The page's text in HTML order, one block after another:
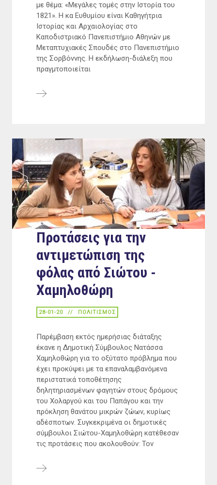
με θέμα: «Μεγάλες τομές στην Ιστορία του
1821». Η κα Ευθυμίου είναι Καθηγήτρια
Ιστορίας και Αρχαιολογίας στο
Καποδιστριακό Πανεπιστήμιο Αθηνών με
Μεταπτυχιακές Σπουδές στο Πανεπιστήμιο
της Σορβόννης. Η εκδήλωση-διάλεξη που
πραγμτοποιείται
Προτάσεις για την
αντιμετώπιση της
φόλας από Σιώτου -
Χαμηλοθώρη
28-01-20 ΠΟΛΙΤΙΣΜΟΣ
Παρέμβαση εκτός ημερήσιας διάταξης
έκανε η Δημοτική Σύμβουλος Νατάσσα
Χαμηλοθώρη για το οξύτατο πρόβλημα που
έχει προκύψει με τα επαναλαμβανόμενα
περιστατικά τοποθέτησης
δηλητηριασμένων φαγητών στους δρόμους
του Χολαργού και του Παπάγου και την
πρόκληση θανάτου μικρών ζώων, κυρίως
αδέσποτων. Συγκεκριμένα οι δημοτικές
σύμβουλοι Σιώτου-Χαμηλοθώρη κατέθεσαν
τις προτάσεις που ακολουθούν: Τον